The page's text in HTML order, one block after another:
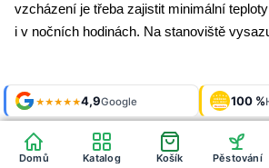
vzcházení je třeba zajistit minimální teploty
i v nočních hodinách. Na stanoviště
★★★★★4,9Google OVĚŘENO
ZÁKAZNÍKY
Heureka 100 %
Shop roku'24 + '25
Domů Katalog Košík Pěstování